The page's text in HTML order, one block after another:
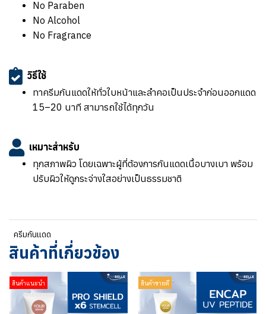
No Paraben
No Alcohol
No Fragrance
วิธีใช้
ทาครีมกันแดดให้ทั่วใบหน้าและลำคอเป็นประจำก่อนออกแดด
15–20 นาที สามารถใช้ได้ทุกวัน
เหมาะสำหรับ
ทุกสภาพผิว โดยเฉพาะผู้ที่ต้องการกันแดดเนื้อบางเบา พร้อม
ปรับผิวให้ดูกระจ่างใสอย่างเป็นธรรมชาติ
ครีมกันแดด
สินค้าที่เกี่ยวข้อง
สินค้าแนะนำ สินค้าขายดี